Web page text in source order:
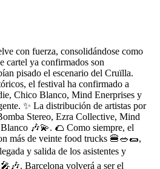
con fuerza, consolidándose como
cartel ya confirmados son
pisado el escenario del Cruïlla.
el festival ha confirmado a
Chico Blanco, Mind Enerprises y
✨ La distribución de artistas por
Stereo, Ezra Collective, Mind
🎶💫. 🌮 Como siempre, el
más de veinte food trucks 🍔🥗🌯,
y salida de los asistentes y
Barcelona volverá a ser el